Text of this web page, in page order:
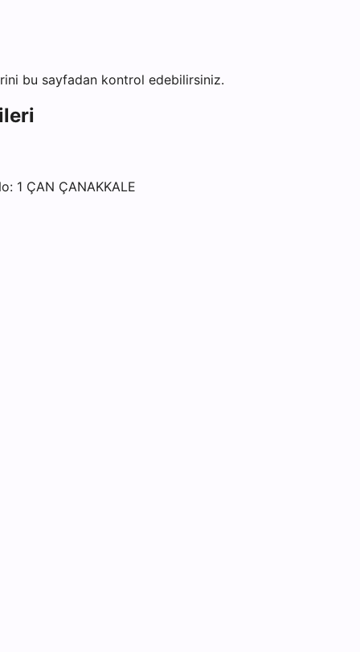
bu sayfadan kontrol edebilirsiniz.
1 ÇAN ÇANAKKALE